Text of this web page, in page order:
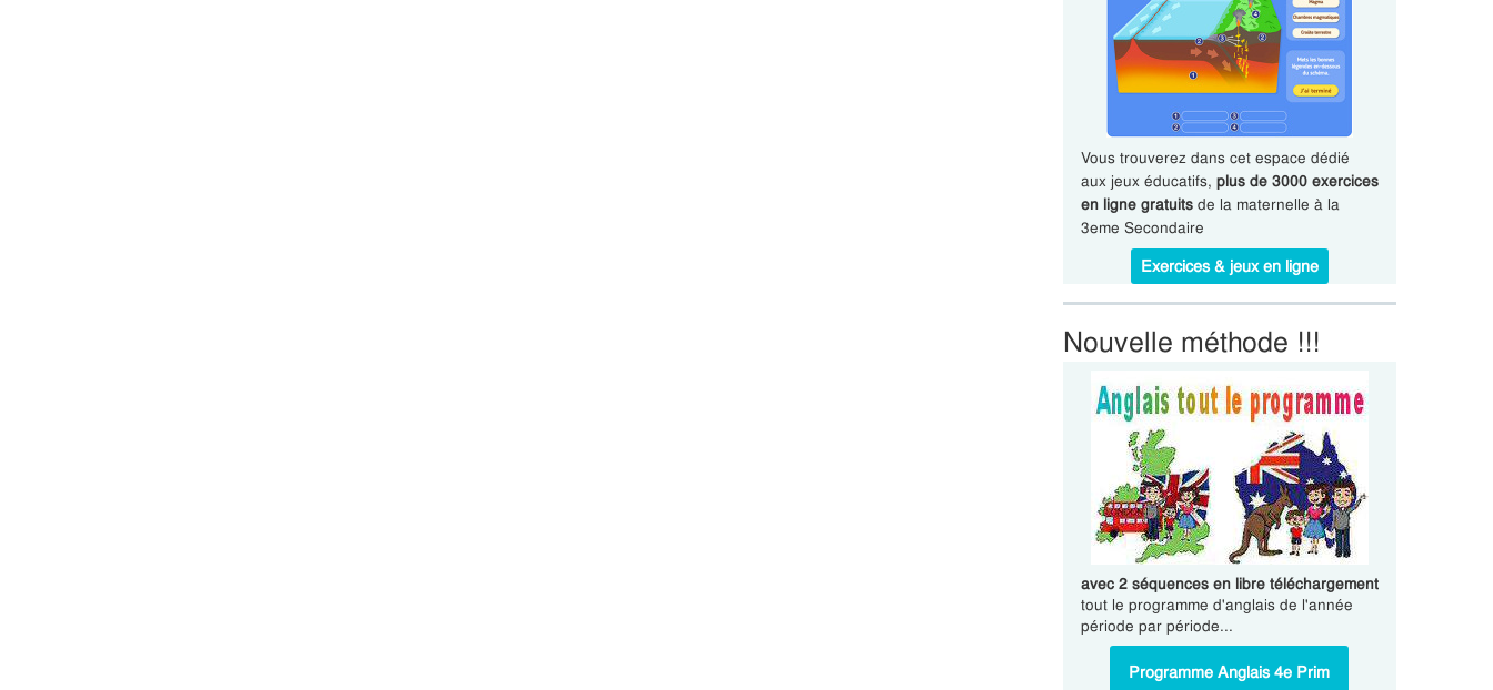
Vous trouverez dans cet espace dédié
aux jeux éducatifs, plus de 3000 exercices
en ligne gratuitsde la maternelle à la
3eme Secondaire
Exercices & jeux en ligne
Nouvelle méthode !!!
avec 2 séquences en libre téléchargement
tout le programme d'anglais de l'année
période par période...
Programme Anglais 4e Prim